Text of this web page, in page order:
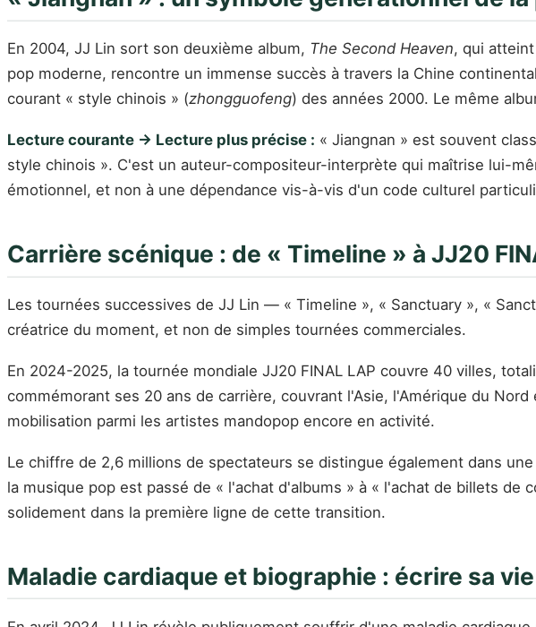
En 2004, JJ Lin sort son deuxième album, The Second Heaven, qui
pop moderne, rencontre un immense succès à travers la Chine
courant « style chinois » (zhongguofeng) des années 2000. Le même
Lecture courante → Lecture plus précise : « Jiangnan » est souvent
style chinois ». C'est un auteur-compositeur-interprète qui maîtrise lui-
émotionnel, et non à une dépendance vis-à-vis d'un code culturel
Carrière scénique : de « Timeline » à JJ20
Les tournées successives de JJ Lin — « Timeline », « Sanctuary », «
créatrice du moment, et non de simples tournées commerciales.
En 2024-2025, la tournée mondiale JJ20 FINAL LAP couvre 40 villes,
commémorant ses 20 ans de carrière, couvrant l'Asie, l'Amérique du
mobilisation parmi les artistes mandopop encore en activité.
Le chiffre de 2,6 millions de spectateurs se distingue également dans
la musique pop est passé de « l'achat d'albums » à « l'achat de billets
solidement dans la première ligne de cette transition.
Maladie cardiaque et biographie : écrire sa